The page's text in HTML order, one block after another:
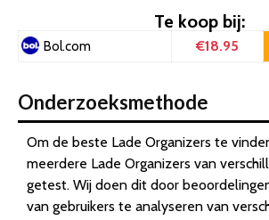
Te koop bij:
Bol.com €18.95
Onderzoeksmethode
Om de beste Lade Organizers te
meerdere Lade Organizers van
getest. Wij doen dit door
van gebruikers te analyseren van